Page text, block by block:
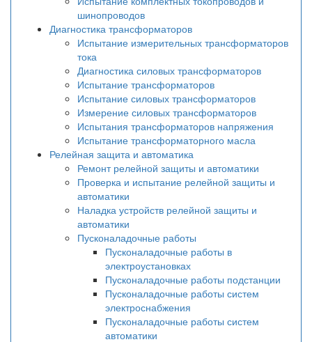
шинопроводов
Диагностика трансформаторов
Испытание измерительных трансформаторов
тока
Диагностика силовых трансформаторов
Испытание трансформаторов
Испытание силовых трансформаторов
Измерение силовых трансформаторов
Испытания трансформаторов напряжения
Испытание трансформаторного масла
Релейная защита и автоматика
Ремонт релейной защиты и автоматики
Проверка и испытание релейной защиты и
автоматики
Наладка устройств релейной защиты и
автоматики
Пусконаладочные работы
Пусконаладочные работы в
электроустановках
Пусконаладочные работы подстанции
Пусконаладочные работы систем
электроснабжения
Пусконаладочные работы систем
автоматики